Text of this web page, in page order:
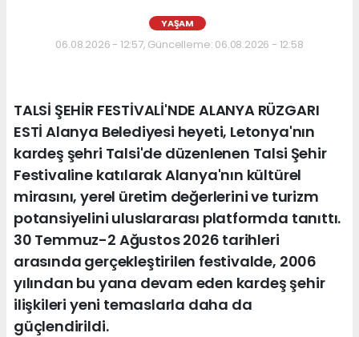
YAŞAM
06.08.2026 - 12:57, Güncelleme: 06.08.2026 - 12:58
TALSİ ŞEHİR FESTİVALİ'NDE ALANYA RÜZGARI
ESTİ Alanya Belediyesi heyeti, Letonya'nın
kardeş şehri Talsi'de düzenlenen Talsi Şehir
Festivaline katılarak Alanya'nın kültürel
mirasını, yerel üretim değerlerini ve turizm
potansiyelini uluslararası platformda tanıttı.
30 Temmuz-2 Ağustos 2026 tarihleri
arasında gerçekleştirilen festivalde, 2006
yılından bu yana devam eden kardeş şehir
ilişkileri yeni temaslarla daha da
güçlendirildi.